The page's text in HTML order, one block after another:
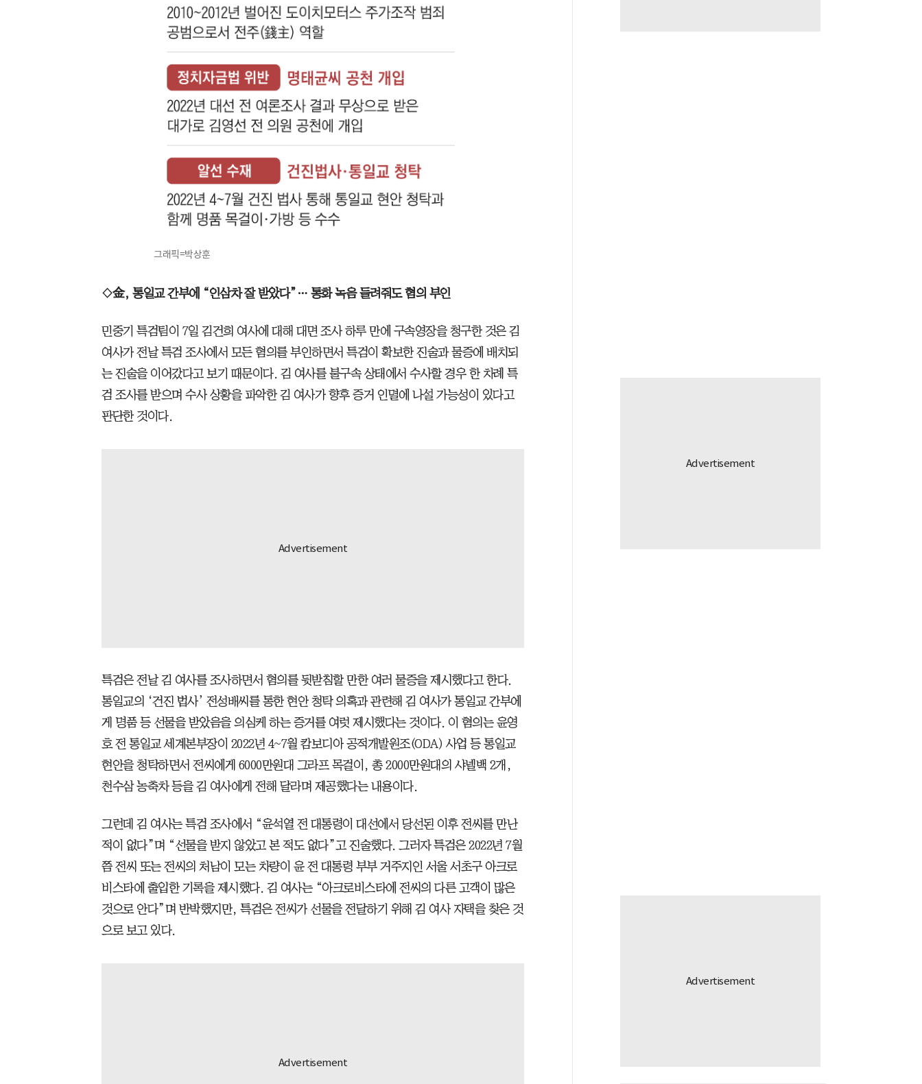
그래픽=박상훈
◇金, 통일교 간부에 “인삼차 잘 받았다”… 통화 녹음 들려줘도 혐의 부인
민중기 특검팀이 7일 김건희 여사에 대해 대면 조사 하루 만에 구속영장을 청구한 것은 김
여사가 전날 특검 조사에서 모든 혐의를 부인하면서 특검이 확보한 진술과 물증에 배치되
는 진술을 이어갔다고 보기 때문이다. 김 여사를 불구속 상태에서 수사할 경우 한 차례 특
검 조사를 받으며 수사 상황을 파악한 김 여사가 향후 증거 인멸에 나설 가능성이 있다고
판단한 것이다.
특검은 전날 김 여사를 조사하면서 혐의를 뒷받침할 만한 여러 물증을 제시했다고 한다.
통일교의 ‘건진 법사’ 전성배씨를 통한 현안 청탁 의혹과 관련해 김 여사가 통일교 간부에
게 명품 등 선물을 받았음을 의심케 하는 증거를 여럿 제시했다는 것이다. 이 혐의는 윤영
호 전 통일교 세계본부장이 2022년 4~7월 캄보디아 공적개발원조(ODA) 사업 등 통일교
현안을 청탁하면서 전씨에게 6000만원대 그라프 목걸이, 총 2000만원대의 샤넬백 2개,
천수삼 농축차 등을 김 여사에게 전해 달라며 제공했다는 내용이다.
그런데 김 여사는 특검 조사에서 “윤석열 전 대통령이 대선에서 당선된 이후 전씨를 만난
적이 없다”며 “선물을 받지 않았고 본 적도 없다”고 진술했다. 그러자 특검은 2022년 7월
쯤 전씨 또는 전씨의 처남이 모는 차량이 윤 전 대통령 부부 거주지인 서울 서초구 아크로
비스타에 출입한 기록을 제시했다. 김 여사는 “아크로비스타에 전씨의 다른 고객이 많은
것으로 안다”며 반박했지만, 특검은 전씨가 선물을 전달하기 위해 김 여사 자택을 찾은 것
으로 보고 있다.